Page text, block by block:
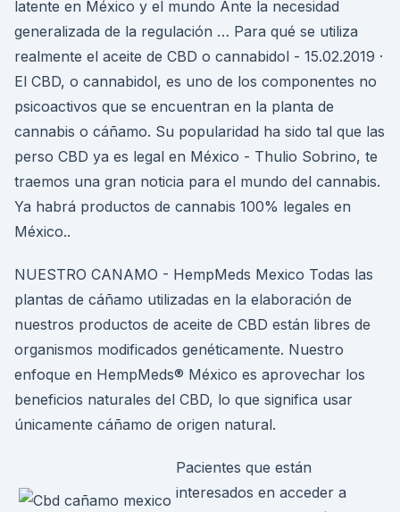
latente en México y el mundo Ante la necesidad
generalizada de la regulación … Para qué se utiliza
realmente el aceite de CBD o cannabidol - 15.02.2019 ·
El CBD, o cannabidol, es uno de los componentes no
psicoactivos que se encuentran en la planta de
cannabis o cáñamo. Su popularidad ha sido tal que las
perso CBD ya es legal en México - Thulio Sobrino, te
traemos una gran noticia para el mundo del cannabis.
Ya habrá productos de cannabis 100% legales en
México..
NUESTRO CANAMO - HempMeds Mexico Todas las
plantas de cáñamo utilizadas en la elaboración de
nuestros productos de aceite de CBD están libres de
organismos modificados genéticamente. Nuestro
enfoque en HempMeds® México es aprovechar los
beneficios naturales del CBD, lo que significa usar
únicamente cáñamo de origen natural.
Pacientes que están
interesados en acceder a